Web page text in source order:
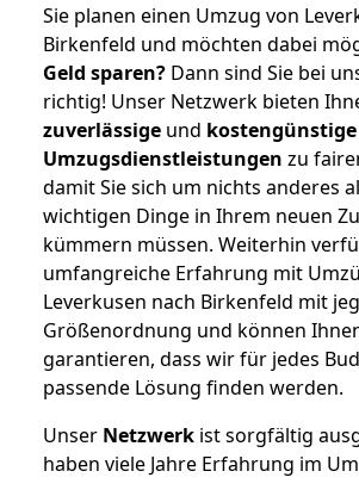
Sie planen einen Umzug von
Birkenfeld und möchten dabei
Geld sparen? Dann sind Sie bei
richtig! Unser Netzwerk bieten
zuverlässige und kostengünstige
Umzugsdienstleistungen zu
damit Sie sich um nichts anderes
wichtigen Dinge in Ihrem neuen
kümmern müssen. Weiterhin
umfangreiche Erfahrung mit
Leverkusen nach Birkenfeld mit
Größenordnung und können
garantieren, dass wir für jedes
passende Lösung finden werden.
Unser Netzwerk ist sorgfältig
haben viele Jahre Erfahrung im